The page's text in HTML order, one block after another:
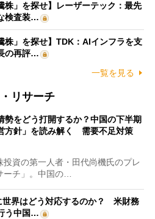
株」を探せ】レーザーテック：最先
検査装…
株」を探せ】TDK：AIインフラを支
の再評…
一覧を見る
リサーチ
勢をどう打開するか？中国の下半期
方針」を読み解く 需要不足対策
資の第一人者・田代尚機氏のプレ
ーチ」。中国の…
界はどう対応するのか？ 米財務
う中国…